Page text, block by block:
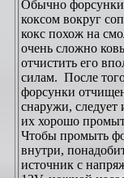
Обычно
коксом вокруг
кокс похож на смолу. Он
очень сложно
отчистить его
силам. После того, как
форсунки
снаружи, следует
их хорошо
Чтобы промыть
внутри,
источник с